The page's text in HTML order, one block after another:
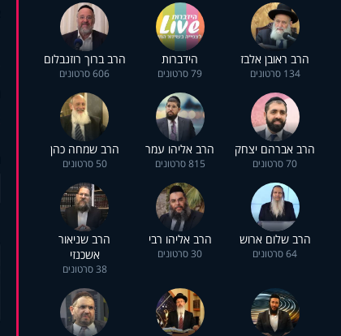
הרב ראובן אלבז
134 סרטונים
הידברות
79 סרטונים
הרב ברוך רוזנבלום
606 סרטונים
הרב אברהם יצחק
70 סרטונים
הרב אליהו עמר
815 סרטונים
הרב שמחה כהן
50 סרטונים
הרב שלום ארוש
64 סרטונים
הרב אליהו רבי
30 סרטונים
הרב שניאור
אשכנזי
38 סרטונים